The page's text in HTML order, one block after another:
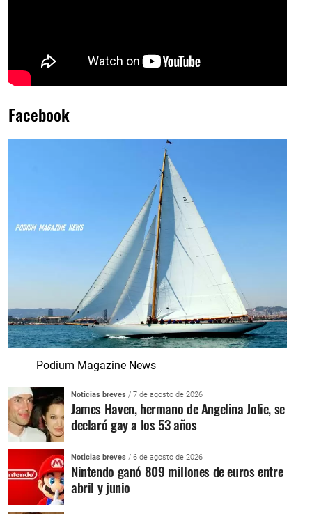
Facebook
Podium Magazine News
Noticias breves / 7 de agosto de 2026
James Haven, hermano de Angelina Jolie, se
declaró gay a los 53 años
Noticias breves / 6 de agosto de 2026
Nintendo ganó 809 millones de euros entre
abril y junio